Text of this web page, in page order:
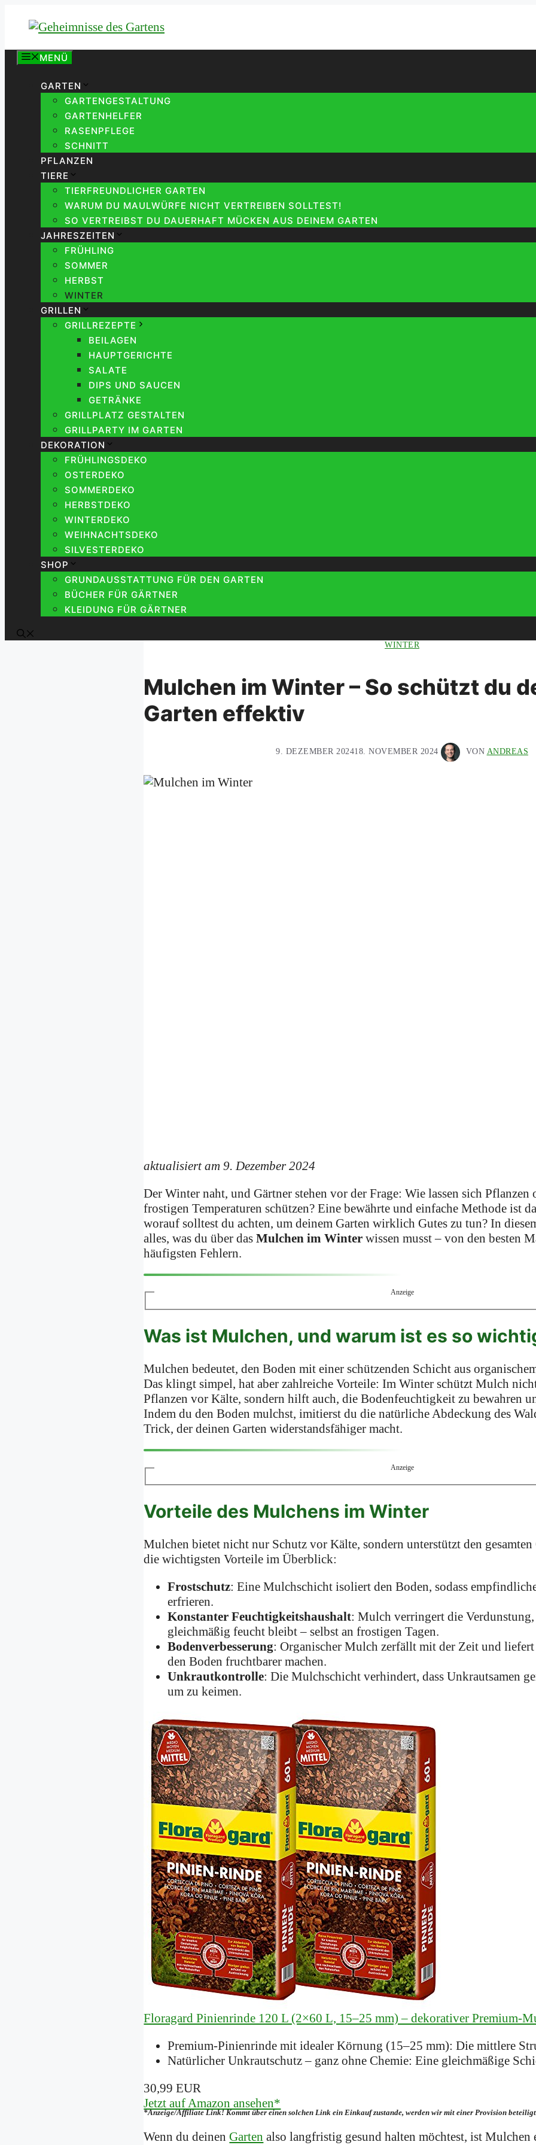
Inhalt
MENÜ
GARTEN
GARTENGESTALTUNG
GARTENHELFER
RASENPFLEGE
SCHNITT
PFLANZEN
TIERE
TIERFREUNDLICHER GARTEN
WARUM DU MAULWÜRFE NICHT VERTREIBEN SOLLTEST!
SO VERTREIBST DU DAUERHAFT MÜCKEN AUS DEINEM GARTEN
JAHRESZEITEN
FRÜHLING
SOMMER
HERBST
WINTER
GRILLEN
GRILLREZEPTE
BEILAGEN
HAUPTGERICHTE
SALATE
DIPS UND SAUCEN
GETRÄNKE
GRILLPLATZ GESTALTEN
GRILLPARTY IM GARTEN
DEKORATION
FRÜHLINGSDEKO
OSTERDEKO
SOMMERDEKO
HERBSTDEKO
WINTERDEKO
WEIHNACHTSDEKO
SILVESTERDEKO
SHOP
GRUNDAUSSTATTUNG FÜR DEN GARTEN
BÜCHER FÜR GÄRTNER
KLEIDUNG FÜR GÄRTNER
WINTER
Mulchen im Winter – So schützt du
Garten effektiv
9. DEZEMBER 202418. NOVEMBER 2024 VON ANDREAS
aktualisiert am 9. Dezember 2024
Der Winter naht, und Gärtner stehen vor der Frage: Wie lassen sich Pflanzen
frostigen Temperaturen schützen? Eine bewährte und einfache Methode ist
worauf solltest du achten, um deinem Garten wirklich Gutes zu tun? In
alles, was du über dasMulchen im Winter wissen musst – von den besten
häufigsten Fehlern.
Anzeige
Was ist Mulchen, und warum ist es so
Mulchen bedeutet, den Boden mit einer schützenden Schicht aus
Das klingt simpel, hat aber zahlreiche Vorteile: Im Winter schützt Mulch
Pflanzen vor Kälte, sondern hilft auch, die Bodenfeuchtigkeit zu bewahren
Indem du den Boden mulchst, imitierst du die natürliche Abdeckung des
Trick, der deinen Garten widerstandsfähiger macht.
Anzeige
Vorteile des Mulchens im Winter
Mulchen bietet nicht nur Schutz vor Kälte, sondern unterstützt den
die wichtigsten Vorteile im Überblick:
Frostschutz: Eine Mulchschicht isoliert den Boden, sodass
erfrieren.
Konstanter Feuchtigkeitshaushalt: Mulch verringert die
gleichmäßig feucht bleibt – selbst an frostigen Tagen.
Bodenverbesserung: Organischer Mulch zerfällt mit der Zeit und
den Boden fruchtbarer machen.
Unkrautkontrolle: Die Mulchschicht verhindert, dass Unkrautsamen
um zu keimen.
Floragard Pinienrinde 120 L (2×60 L, 15–25 mm) – dekorativer Premium-
Premium-Pinienrinde mit idealer Körnung (15–25 mm): Die mittlere
Natürlicher Unkrautschutz – ganz ohne Chemie: Eine gleichmäßige
30,99 EUR
Jetzt auf Amazon ansehen*
*Anzeige/Affiliate Link! Kommt über einen solchen Link ein Einkauf zustande, werden wir mit­ einer Provision
Wenn du deinenGarten also langfristig gesund halten möchtest, ist Mulchen